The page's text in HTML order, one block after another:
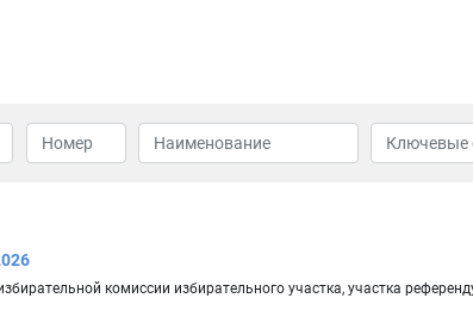
комиссии избирательного участка, участка